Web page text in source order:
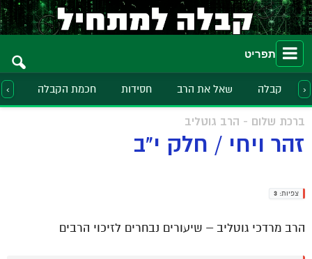
תפריט
קבלה שאל את הרב חסידות חכמת הקבלה ›
‹
ברכת שלום - הרב גוטליב
זהר ויחי / חלק י"ב
צפיות: 3
הרב מרדכי גוטליב – שיעורים נבחרים לזיכוי הרבים